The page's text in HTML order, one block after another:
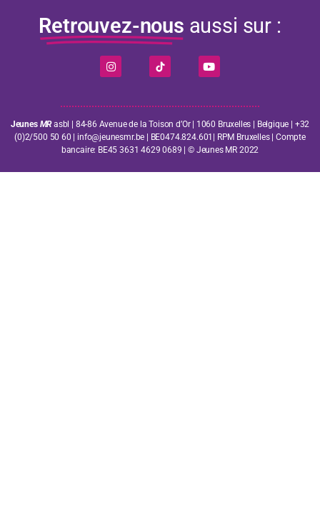
Retrouvez-nous aussi sur :
Jeunes MRasbl | 84-86 Avenue de la Toison d’Or | 1060 Bruxelles | Belgique | +32
(0)2/500 50 60 | info@jeunesmr.be | BE0474.824.601| RPM Bruxelles | Compte
bancaire: BE45 3631 4629 0689 | © Jeunes MR 2022